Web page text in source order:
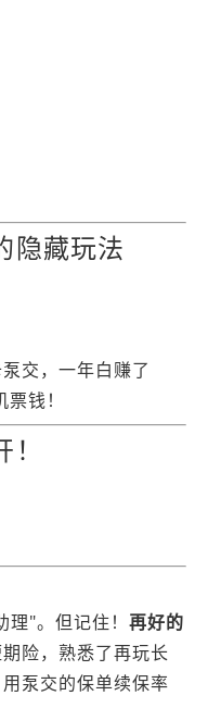
隐藏玩法
交，一年白赚了
钱！
理"。但记住！再好的
险，熟悉了再玩长
泵交的保单续保率